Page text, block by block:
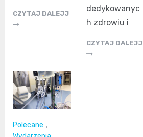
CZYTAJ DALEJJ
dedykowanyc
h zdrowiu i
CZYTAJ DALEJJ
Polecane ,